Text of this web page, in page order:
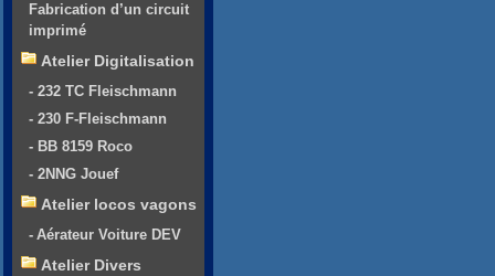
Fabrication d’un circuit
imprimé
Atelier Digitalisation
- 232 TC Fleischmann
- 230 F-Fleischmann
- BB 8159 Roco
- 2NNG Jouef
Atelier locos vagons
- Aérateur Voiture DEV
Atelier Divers